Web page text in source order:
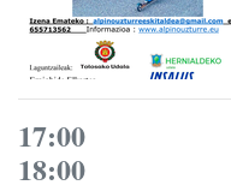
17:00
18:00